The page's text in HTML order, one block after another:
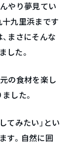
やり夢見てい
十九里浜まです
まさにそんな
した。
の食材を楽し
した。
てみたい」とい
す。自然に囲